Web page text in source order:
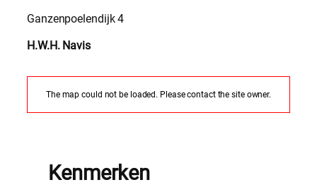
Ganzenpoelendijk 4
H.W.H. Navis
The map could not be loaded. Please contact the site owner.
Kenmerken